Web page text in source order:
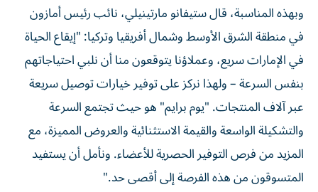
وبهذه المناسبة، قال ستيفانو مارتينيلي، نائب رئيس أمازون
في منطقة الشرق الأوسط وشمال أفريقيا وتركيا: "إيقاع الحياة
في الإمارات سريع، وعملاؤنا يتوقعون منا أن نلبي احتياجاتهم
بنفس السرعة – ولهذا نركز على توفير خيارات توصيل سريعة
عبر آلاف المنتجات. "يوم برايم" هو حيث تجتمع السرعة
والتشكيلة الواسعة والقيمة الاستثنائية والعروض المميزة، مع
المزيد من فرص التوفير الحصرية للأعضاء. ونأمل أن يستفيد
المتسوقون من هذه الفرصة إلى أقصى حد."